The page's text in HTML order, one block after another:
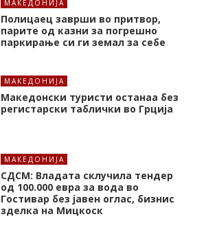
МАКЕДОНИЈА
Полицаец заврши во притвор,
парите од казни за погрешно
паркирање си ги земал за себе
МАКЕДОНИЈА
Македонски туристи останаа без
регистарски таблички во Грција
МАКЕДОНИЈА
СДСМ: Владата склучила тендер
од 100.000 евра за вода во
Гостивар без јавен оглас, бизнис
зделка на Мицкоск